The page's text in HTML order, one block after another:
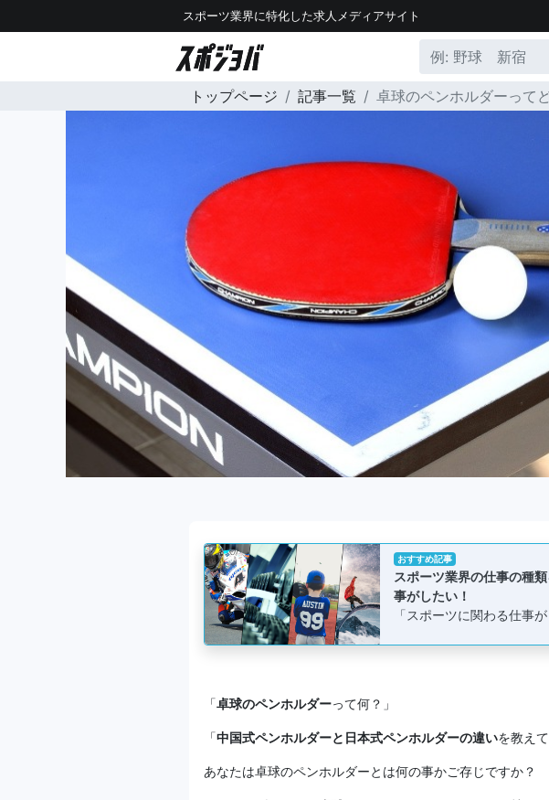
スポーツ業界に特化した求人メディアサイト
トップページ 記事一覧 卓球のペンホルダーって
おすすめ記事
スポーツ業界の仕事の種
事がしたい！
「スポーツに関わる仕事
「卓球のペンホルダーって何？」
「中国式ペンホルダーと日本式ペンホルダーの違いを教えて
あなたは卓球のペンホルダーとは何の事かご存じですか？